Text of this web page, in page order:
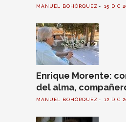
MANUEL BOHÓRQUEZ 15 DIC
Enrique Morente:
del alma,
MANUEL BOHÓRQUEZ 12 DIC